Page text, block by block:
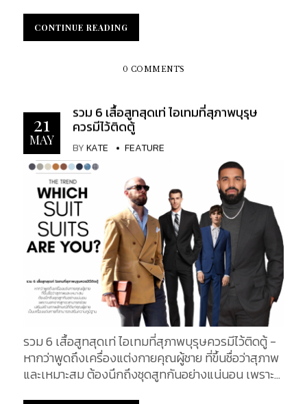
เตลิเยร์ผู้มีฝีมือช่ำชองในเรื่องงานปักระดับพระกาฬราย
หนึ่งใน Umbria ของอิตาลี เป็นผู้ริเริ่มการผลิตก่อนนำ
32 ชั่วโมง และ 1,200,000 ฝีเข็มกว่าจะเป็นกระเป๋าหนึ่ง
ที่มาในรูปแบบกระเป๋าทรง Hand Bag ที่มีขนาดกระทัด
รัด โดยมีให้เลือกถึง 2 ขนาด เพื่อให้เหมาะกับความชอบ
รายละเอียด รวมถึงจุดเด่นของกระเป๋ารุ่นนี้ เอาไว้ใน
CONTINUE READING
CONTINUE READING
0 COMMENTS
21
MAY
รวม 6 เสื้อสูทสุดเท่ ไอเทมที่สุภาพบุรุษ
ควรมีไว้ติดตู้
BYKATE FEATURE
รวม 6 เสื้อสูทสุดเท่ ไอเทมที่สุภาพบุรุษควรมีไว้ติดตู้ -
หากว่าพูดถึงเครื่องแต่งกายคุณผู้ชาย ที่ขึ้นชื่อว่าสุภาพ
และเหมาะสม ต้องนึกถึงชุดสูทกันอย่างแน่นอน เพราะ